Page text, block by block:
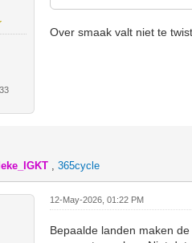
Over smaak valt niet te
,365cycle
12-May-2026, 01:22 PM
Bepaalde landen maken